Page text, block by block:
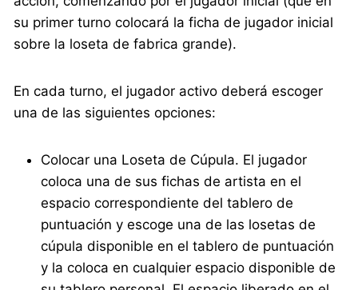
su primer turno colocará la ficha de jugador inicial
sobre la loseta de fabrica grande).
En cada turno, el jugador activo deberá escoger
una de las siguientes opciones:
Colocar una Loseta de Cúpula. El jugador
coloca una de sus fichas de artista en el
espacio correspondiente del tablero de
puntuación y escoge una de las losetas de
cúpula disponible en el tablero de puntuación
y la coloca en cualquier espacio disponible de